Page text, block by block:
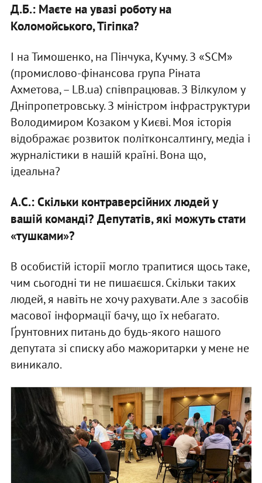
Д.Б.: Маєте на увазі роботу на
Коломойського, Тігіпка?
І на Тимошенко, на Пінчука, Кучму. З «SCM»
(промислово-фінансова група Ріната
Ахметова, – LB.ua) співпрацював. З Вілкулом у
Дніпропетровську. З міністром інфраструктури
Володимиром Козаком у Києві. Моя історія
відображає розвиток політконсалтингу, медіа і
журналістики в нашій країні. Вона що,
ідеальна?
А.С.: Скільки контраверсійних людей у
вашій команді? Депутатів, які можуть стати
«тушками»?
В особистій історії могло трапитися щось таке,
чим сьогодні ти не пишаєшся. Скільки таких
людей, я навіть не хочу рахувати. Але з засобів
масової інформації бачу, що їх небагато.
Ґрунтовних питань до будь-якого нашого
депутата зі списку або мажоритарки у мене не
виникало.